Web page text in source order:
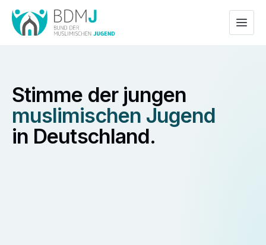
Stimme der jungen
muslimischen Jugend
in Deutschland.